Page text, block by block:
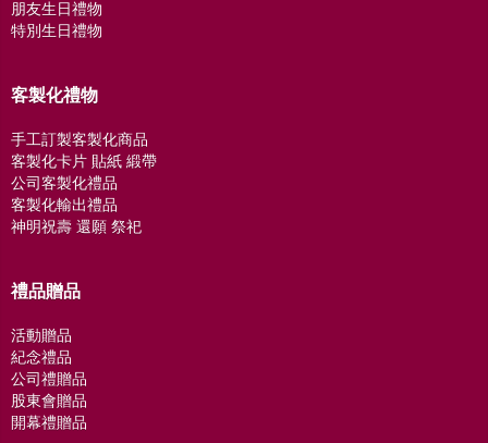
朋友生日禮物
特別生日禮物
客製化禮物
手工訂製客製化商品
客製化卡片 貼紙 緞帶
公司客製化禮品
客製化輸出禮品
神明祝壽 還願 祭祀
禮品贈品
活動贈品
紀念禮品
公司禮贈品
股東會贈品
開幕禮贈品